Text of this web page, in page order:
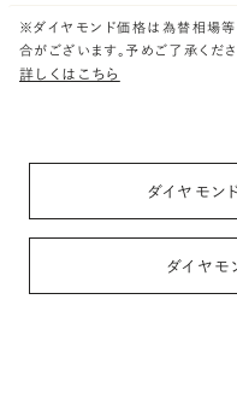
※ダイヤモンド価格は為替相場
合がございます。予めご了承くださ
詳しくはこちら
ダイヤモン
ダイヤモ